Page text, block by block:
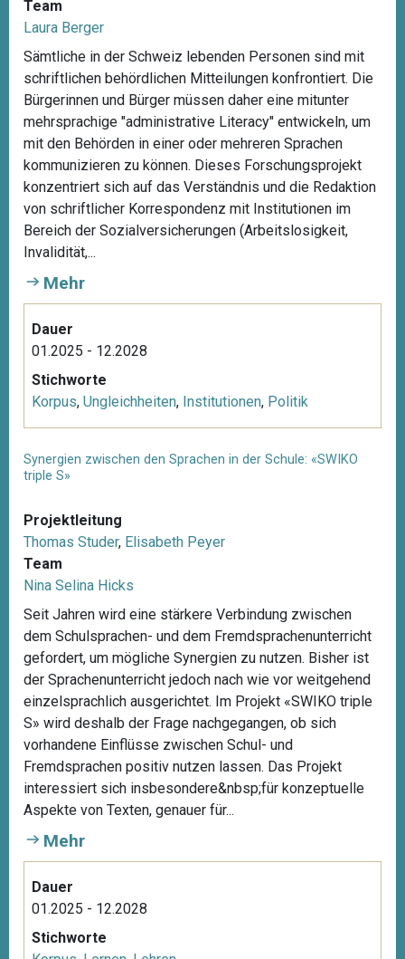
Team
Laura Berger
Sämtliche in der Schweiz lebenden Personen sind mit
schriftlichen behördlichen Mitteilungen konfrontiert. Die
Bürgerinnen und Bürger müssen daher eine mitunter
mehrsprachige "administrative Literacy" entwickeln, um
mit den Behörden in einer oder mehreren Sprachen
kommunizieren zu können. Dieses Forschungsprojekt
konzentriert sich auf das Verständnis und die Redaktion
von schriftlicher Korrespondenz mit Institutionen im
Bereich der Sozialversicherungen (Arbeitslosigkeit,
Invalidität,...
Mehr
Dauer
01.2025 - 12.2028
Stichworte
Korpus, Ungleichheiten, Institutionen, Politik
Synergien zwischen den Sprachen in der Schule: «SWIKO
triple S»
Projektleitung
Thomas Studer, Elisabeth Peyer
Team
Nina Selina Hicks
Seit Jahren wird eine stärkere Verbindung zwischen
dem Schulsprachen- und dem Fremdsprachenunterricht
gefordert, um mögliche Synergien zu nutzen. Bisher ist
der Sprachenunterricht jedoch nach wie vor weitgehend
einzelsprachlich ausgerichtet. Im Projekt «SWIKO triple
S» wird deshalb der Frage nachgegangen, ob sich
vorhandene Einflüsse zwischen Schul- und
Fremdsprachen positiv nutzen lassen. Das Projekt
interessiert sich insbesondere&nbsp;für konzeptuelle
Aspekte von Texten, genauer für...
Mehr
Dauer
01.2025 - 12.2028
Stichworte